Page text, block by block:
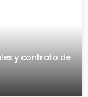
y contrato de